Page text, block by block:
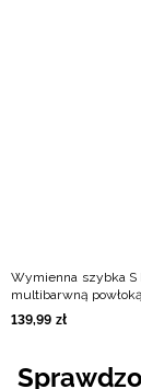
Wymienna szybka S
multibarwną powłoką
139,99 zł